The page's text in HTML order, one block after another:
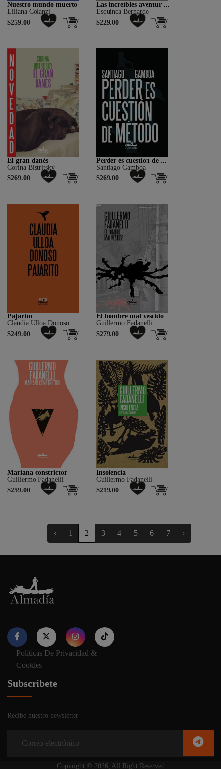
Nuestro mundo muerto
Liliana Colanzi
$259.00
Las increíbles aventur ...
Esquinca Bernardo
$229.00
El gran danés
Corina Bistritsky
$269.00
Perder es cuestion de ...
Santiago Gamboa
$269.00
Pajarito
Claudia Ulloa Donoso
$249.00
El hombre mal vestido
Guillermo Fadanelli
$279.00
Mariana constrictor
Guillermo Fadanelli
$259.00
Insolencia
Guillermo Fadanelli
$219.00
‹ 1 2 3 4 5 6 7 ›
Nuestro sitio web utiliza cookies para proporcionar su
experiencia de navegación e información relevante. Antes de
continuar utilizando nuestro sitio web, acepte nuestros
Políticas De Privacidad &
Cookies
Subscríbete
Recibe nuestro newsletter
Copyright © 2026, All Right Reserved